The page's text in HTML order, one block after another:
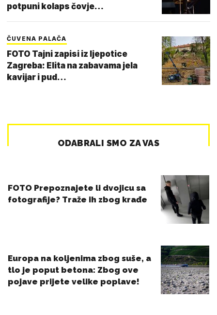
potpuni kolaps čovje…
ČUVENA PALAČA
FOTO Tajni zapisi iz ljepotice
Zagreba: Elita na zabavama jela
kavijar i pud…